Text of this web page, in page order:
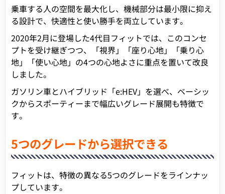
乗車する人の空間を最大化し、機械部分は最小限に抑え
る設計で、快適性と使い勝手を両立しています。
2020年2月に登場した4代目フィットでは、このコンセ
プトを受け継ぎつつ、「視界」「座り心地」「乗り心
地」「使い心地」の4つの心地よさに重点を置いて改良
しました。
ガソリン車とハイブリッド「e:HEV」を選べ、ベーシッ
クからスポーティーまで幅広いグレード展開も特徴で
す。
5つのグレードから選択できる
フィットは、特徴の異なる5つのグレードをラインナッ
プしています。